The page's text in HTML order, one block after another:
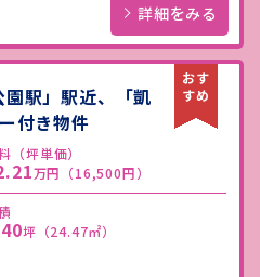
詳細をみる
駅」駅近、「凱
付き物件
（坪単価）
万円 （16,500円）
坪 （24.47㎡）